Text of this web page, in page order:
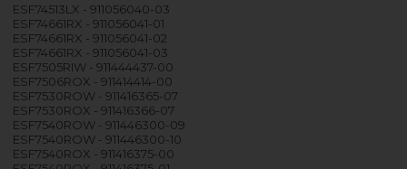
ESF74513LX - 911056040-03
ESF74661RX - 911056041-01
ESF74661RX - 911056041-02
ESF74661RX - 911056041-03
ESF7505RIW - 911444437-00
ESF7506ROX - 911414414-00
ESF7530ROW - 911416365-07
ESF7530ROX - 911416366-07
ESF7540ROW - 911446300-09
ESF7540ROW - 911446300-10
ESF7540ROX - 911416375-00